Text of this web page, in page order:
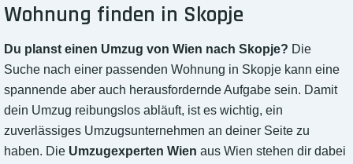
Wohnung finden in Skopje
Du planst einen Umzug von Wien nach Skopje? Die
Suche nach einer passenden Wohnung in Skopje kann eine
spannende aber auch herausfordernde Aufgabe sein. Damit
dein Umzug reibungslos abläuft, ist es wichtig, ein
zuverlässiges Umzugsunternehmen an deiner Seite zu
haben. Die Umzugexperten Wien aus Wien stehen dir dabei